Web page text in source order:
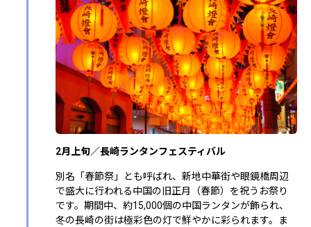
2月上旬／長崎ランタンフェスティバル
別名「春節祭」とも呼ばれ、新地中華街や眼鏡橋周辺
で盛大に行われる中国の旧正月（春節）を祝うお祭り
です。期間中、約15,000個の中国ランタンが飾られ、
冬の長崎の街は極彩色の灯で鮮やかに彩られます。ま